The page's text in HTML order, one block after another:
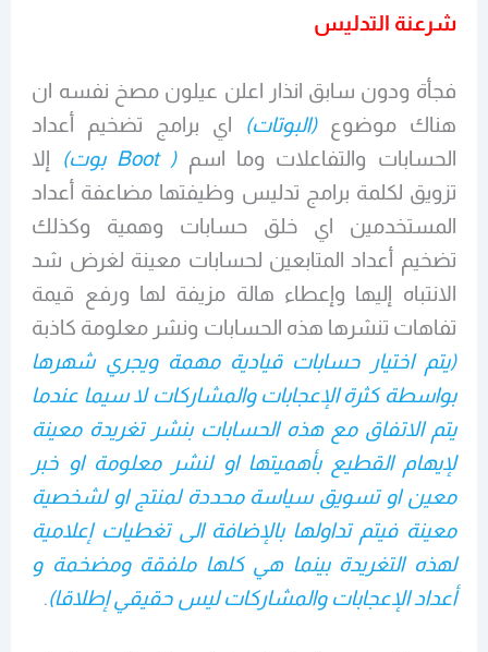
شرعنة التدليس
فجأة ودون سابق انذار اعلن عيلون مصخ نفسه ان
هناك موضوع(البوتات)
اي برامج تضخيم أعداد
الحسابات والتفاعلات وما اسم( Boot بوت)
إلا
تزويق لكلمة برامج تدليس وظيفتها مضاعفة أعداد
المستخدمين اي خلق حسابات وهمية وكذلك
تضخيم أعداد المتابعين لحسابات معينة لغرض شد
الانتباه إليها وإعطاء هالة مزيفة لها ورفع قيمة
تفاهات تنشرها هذه الحسابات ونشر معلومة كاذبة
(يتم اختيار حسابات قيادية مهمة ويجري شهرها
بواسطة كثرة الإعجابات والمشاركات لا سيما عندما
يتم الاتفاق مع هذه الحسابات بنشر تغريدة معينة
لإيهام القطيع بأهميتها او لنشر معلومة او خبر
معين او تسويق سياسة محددة لمنتج او لشخصية
معينة فيتم تداولها بالإضافة الى تغطيات إعلامية
لهذه التغريدة بينما هي كلها ملفقة ومضخمة و
أعداد الإعجابات والمشاركات ليس حقيقي إطلاقا).